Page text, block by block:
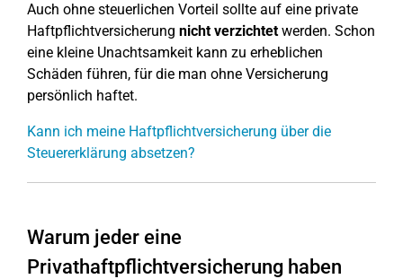
Auch ohne steuerlichen Vorteil sollte auf eine private
Haftpflichtversicherung nicht verzichtetwerden. Schon
eine kleine Unachtsamkeit kann zu erheblichen
Schäden führen, für die man ohne Versicherung
persönlich haftet.
Kann ich meine Haftpflichtversicherung über die
Steuererklärung absetzen?
Warum jeder eine
Privathaftpflichtversicherung haben